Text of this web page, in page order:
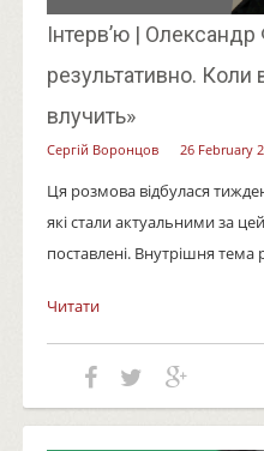
Інтерв’ю |
результативно. Коли
влучить»
Сергій Воронцов 26 February
Ця розмова відбулася
які стали актуальними за
поставлені. Внутрішня тема
Читати